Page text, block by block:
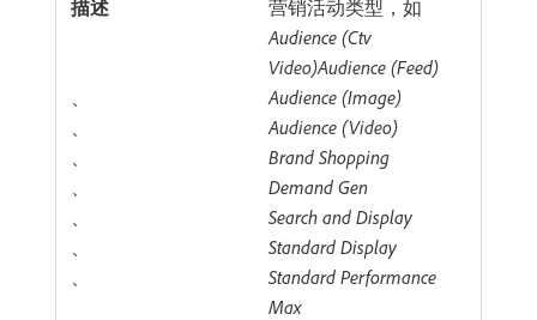
营销活动类型，如
Audience (Ctv
Video)Audience (Feed)
、
Audience (Image)
、
Audience (Video)
、
Brand Shopping
、
Demand Gen
、
Search and Display
、
Standard Display
、
Standard Performance
Max